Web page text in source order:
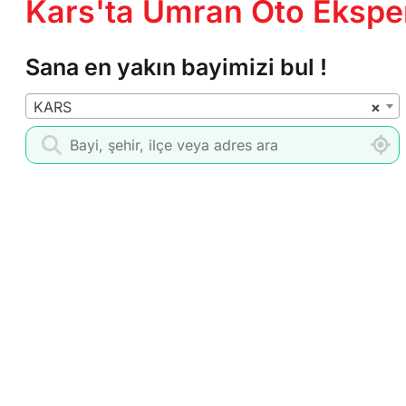
Kars'ta Umran Oto
Sana en yakın bayimizi bul !
×
KARS
Bayi Ara